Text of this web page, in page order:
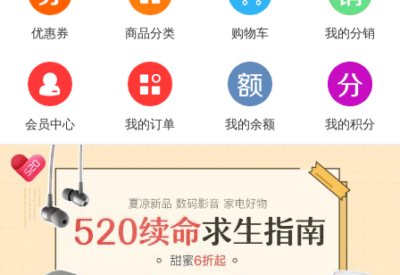
优惠券 商品分类 购物车 我的分销
会员中心 我的订单 我的余额 我的积分